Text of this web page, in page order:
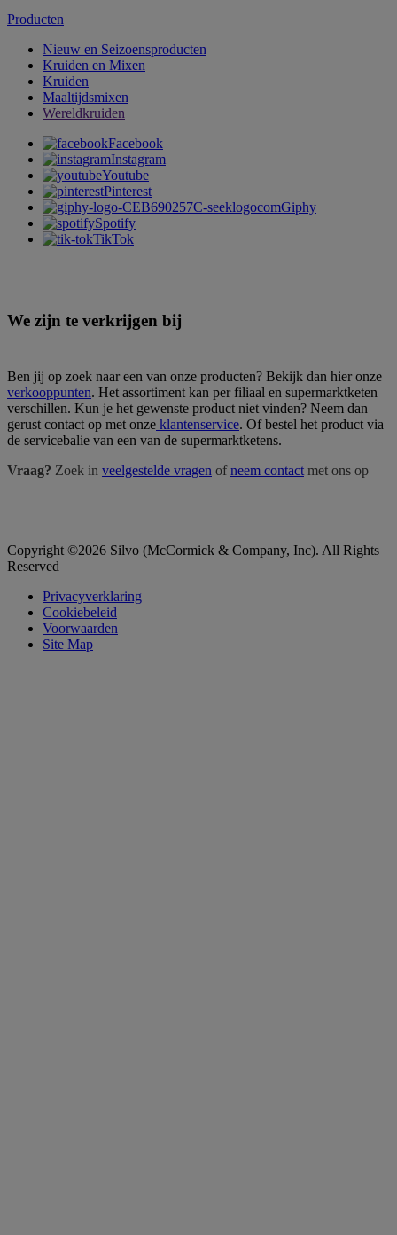
Producten
Nieuw en Seizoensproducten
Kruiden en Mixen
Kruiden
Maaltijdsmixen
Wereldkruiden
Facebook
Instagram
Youtube
Pinterest
Giphy
Spotify
TikTok
We zijn te verkrijgen bij
Ben jij op zoek naar een van onze producten? Bekijk dan hier onze
verkooppunten. Het assortiment kan per filiaal en supermarktketen
verschillen. Kun je het gewenste product niet vinden? Neem dan
gerust contact op met onze klantenservice. Of bestel het product via
de servicebalie van een van de supermarktketens.
Vraag? Zoek in veelgestelde vragen ofneem contact met ons op
Copyright ©2026 Silvo (McCormick & Company, Inc). All Rights
Reserved
Privacyverklaring
Cookiebeleid
Voorwaarden
Site Map